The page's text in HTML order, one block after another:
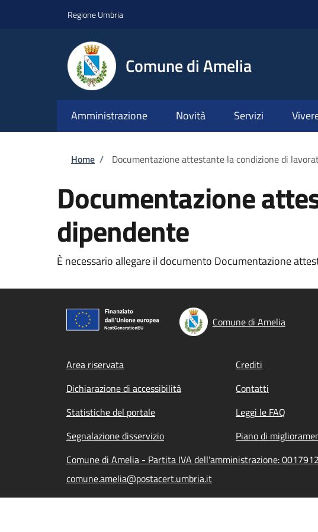
Regione Umbria
Comune di Amelia
Amministrazione Novità Servizi
Briciole di pane
Home / Documentazione attestante la condizione di
Documentazione
dipendente
È necessario allegare il documento Documentazione
Comune di Amelia
Footer menu
Area riservata Crediti
Dichiarazione di accessibilità
Contatti
Statistiche del portale
Leggi le FAQ
Segnalazione disservizio
Piano di
Comune di Amelia - Partita IVA dell'amministrazione:
comune.amelia@postacert.umbria.it